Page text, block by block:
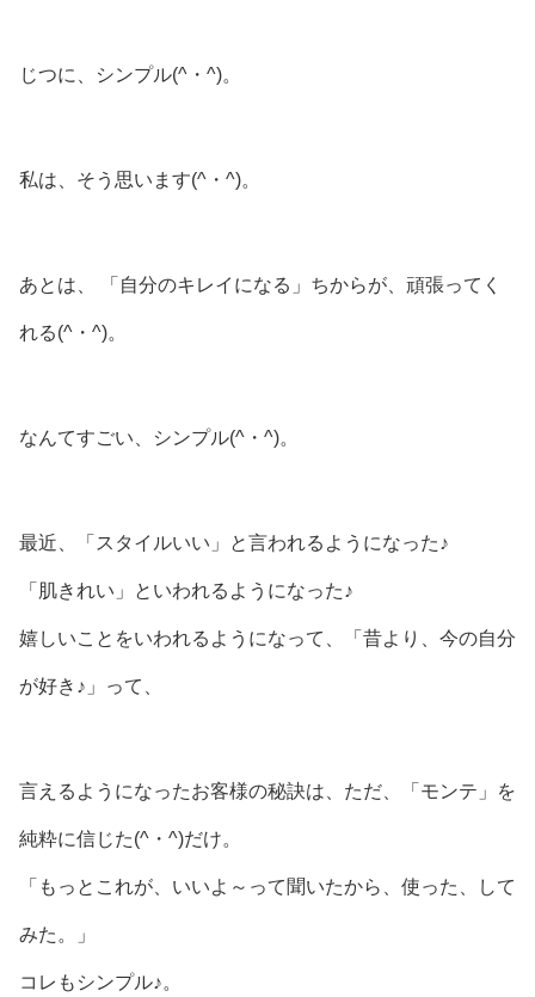
じつに、シンプル(^・^)。
私は、そう思います(^・^)。
あとは、 「自分のキレイになる」ちからが、頑張ってく
れる(^・^)。
なんてすごい、シンプル(^・^)。
最近、「スタイルいい」と言われるようになった♪
「肌きれい」といわれるようになった♪
嬉しいことをいわれるようになって、「昔より、今の自分
が好き♪」って、
言えるようになったお客様の秘訣は、ただ、「モンテ」を
純粋に信じた(^・^)だけ。
「もっとこれが、いいよ～って聞いたから、使った、して
みた。」
コレもシンプル♪。